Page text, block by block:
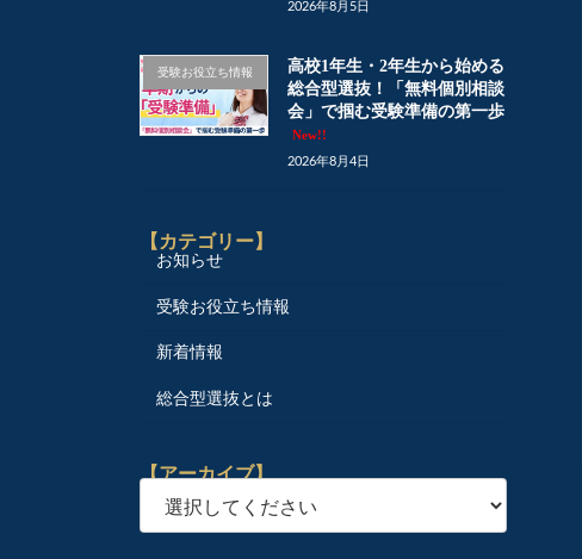
2026年8月5日
受験お役立ち情報
高校1年生・2年生から始める
総合型選抜！「無料個別相談
会」で掴む受験準備の第一歩
New!!
2026年8月4日
【カテゴリー】
お知らせ
受験お役立ち情報
新着情報
総合型選抜とは
【アーカイブ】